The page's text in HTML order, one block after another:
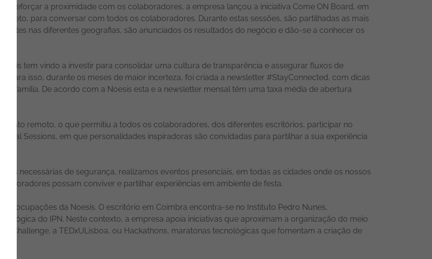
de reforçar a proximidade com os colaboradores, a empresa lançou a iniciativa Come ON Board, em
direto, para conversar com todos os colaboradores. Durante estas sessões, são partilhadas as mais
nas diferentes geografias, são anunciados os resultados do negócio e dão-se a conhecer os
tem vindo a investir para consolidar uma cultura de transparência e assegurar fluxos de
Para isso, durante os meses de maior incerteza, foi criada a newsletter #StayConnected, com dicas
a família. De acordo com a Noesis esta e a newsletter mensal têm uma taxa média de abertura
remoto, o que permitiu a todos os colaboradores, dos diferentes escritórios, participar no
Sessions, em que personalidades inspiradoras são convidadas para partilhar a sua experiência
necessárias de segurança, realizamos eventos presenciais, em todas as cidades onde os nossos
possam conviver e partilhar experiências em ambiente de festa.
preocupações da Noesis. O escritório em Coimbra encontra-se no Instituto Pedro Nunes,
do IPN. Neste contexto, a empresa apoia iniciativas que aproximam a organização do meio
Challenge, a TEDxULisboa, ou Hackathons, maratonas tecnológicas que fomentam a criação de